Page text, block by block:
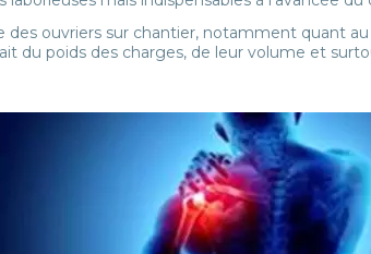
ouvriers sur chantier, notamment quant
du poids des charges, de leur volume et